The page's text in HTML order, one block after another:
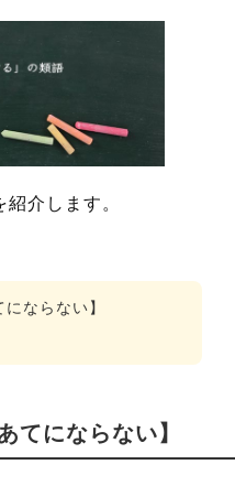
紹介します。
ならない】
てにならない】